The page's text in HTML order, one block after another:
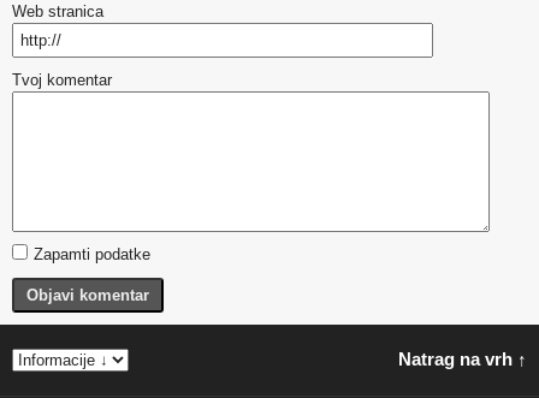
Web stranica
Tvoj komentar
Zapamti podatke
Objavi komentar
Natrag na vrh ↑